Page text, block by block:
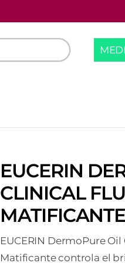
EUCERIN
CLINICAL
EUCERIN DermoPure
Matificante controla el